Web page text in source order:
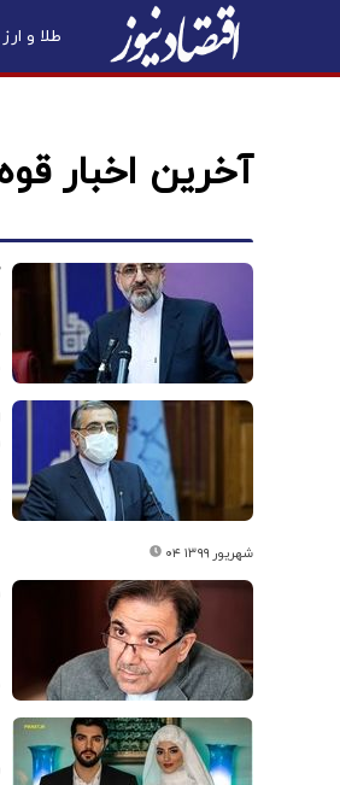
طلا و ارز
آخرین اخبار
۰۴ شهریور ۱۳۹۹